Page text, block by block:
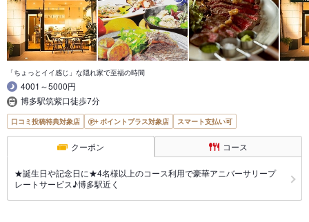
「ちょっとイイ感じ」な隠れ家で至福の時間
4001～5000円
博多駅筑紫口徒歩7分
口コミ投稿特典対象店 ポイントプラス対象店 スマート支払い可
クーポン コース
★誕生日や記念日に★4名様以上のコース利用で豪華アニバーサリープ
レートサービス♪博多駅近く